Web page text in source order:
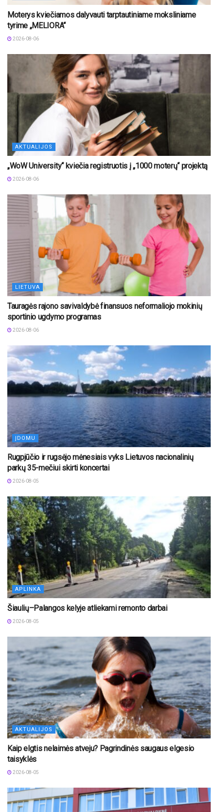
Moterys kviečiamos dalyvauti tarptautiniame moksliniame
tyrime „MELIORA“
2026-08-06
AKTUALIJOS
„WoW University“ kviečia registruotis į „1000 moterų“ projektą
2026-08-06
LIETUVA
Tauragės rajono savivaldybė finansuos neformaliojo mokinių
sportinio ugdymo programas
2026-08-06
ĮDOMU
Rugpjūčio ir rugsėjo mėnesiais vyks Lietuvos nacionalinių
parkų 35-mečiui skirti koncertai
2026-08-05
APLINKA
Šiaulių–Palangos kelyje atliekami remonto darbai
2026-08-05
AKTUALIJOS
Kaip elgtis nelaimės atveju? Pagrindinės saugaus elgesio
taisyklės
2026-08-05